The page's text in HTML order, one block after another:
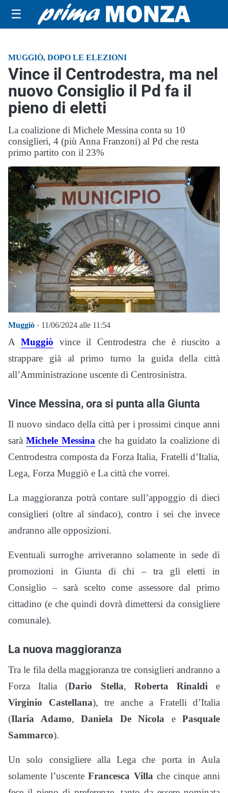
☰
MUGGIÒ, DOPO LE ELEZIONI
Vince il Centrodestra, ma nel
nuovo Consiglio il Pd fa il
pieno di eletti
La coalizione di Michele Messina conta su 10
consiglieri, 4 (più Anna Franzoni) al Pd che resta
primo partito con il 23%
Muggiò · 11/06/2024 alle 11:54
A Muggiò vince il Centrodestra che è riuscito a
strappare già al primo turno la guida della città
all’Amministrazione uscente di Centrosinistra.
Vince Messina, ora si punta alla Giunta
Il nuovo sindaco della città per i prossimi cinque anni
saràMichele Messina che ha guidato la coalizione di
Centrodestra composta da Forza Italia, Fratelli d’Italia,
Lega, Forza Muggiò e La città che vorrei.
La maggioranza potrà contare sull’appoggio di dieci
consiglieri (oltre al sindaco), contro i sei che invece
andranno alle opposizioni.
Eventuali surroghe arriveranno solamente in sede di
promozioni in Giunta di chi – tra gli eletti in
Consiglio – sarà scelto come assessore dal primo
cittadino (e che quindi dovrà dimettersi da consigliere
comunale).
La nuova maggioranza
Tra le fila della maggioranza tre consiglieri andranno a
Forza Italia (Dario Stella, Roberta Rinaldi e
Virginio Castellana), tre anche a Fratelli d’Italia
(Ilaria Adamo, Daniela De Nicola e Pasquale
Sammarco).
Un solo consigliere alla Lega che porta in Aula
solamente l’uscenteFrancesca Villa che cinque anni